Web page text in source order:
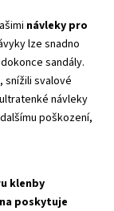
návleky pro
lze snadno
sandály.
snížili svalové
návleky
poškození,
klenby
poskytuje